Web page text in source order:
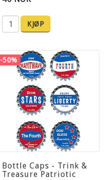
KJØP
-50%
Bottle Caps - Trink &
Treasure Patriotic